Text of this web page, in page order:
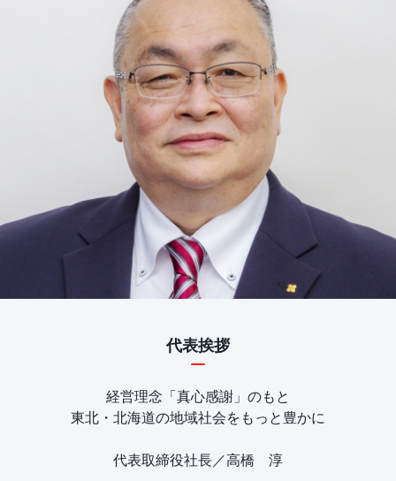
代表挨拶
経営理念「真心感謝」のもと
東北・北海道の地域社会をもっと豊かに
代表取締役社長／高橋 淳